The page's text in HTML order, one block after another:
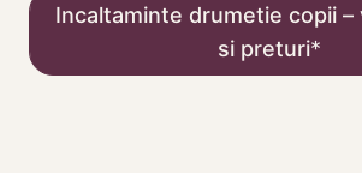
Incaltaminte drumetie copii –
si preturi